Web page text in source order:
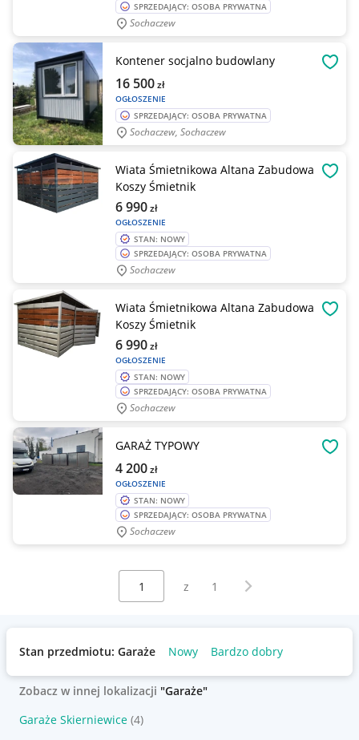
SPRZEDAJĄCY: OSOBA PRYWATNA
Sochaczew
Kontener socjalno budowlany
OGŁOSZENIE
16 500zł
SPRZEDAJĄCY: OSOBA PRYWATNA
Sochaczew, Sochaczew
Wiata Śmietnikowa Altana Zabudowa
Koszy Śmietnik
OGŁOSZENIE
6 990zł
STAN: NOWY
SPRZEDAJĄCY: OSOBA PRYWATNA
Sochaczew
Wiata Śmietnikowa Altana Zabudowa
Koszy Śmietnik
OGŁOSZENIE
6 990zł
STAN: NOWY
SPRZEDAJĄCY: OSOBA PRYWATNA
Sochaczew
GARAŻ TYPOWY
OGŁOSZENIE
4 200zł
STAN: NOWY
SPRZEDAJĄCY: OSOBA PRYWATNA
Sochaczew
Wybierz stronę:
z 1 Następna strona
Stan przedmiotu: Garaże Nowy Bardzo dobry
Zobacz w innej lokalizacji "Garaże"
Garaże Skierniewice (4)